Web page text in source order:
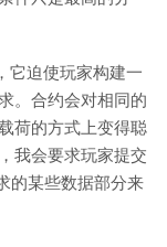
它迫使玩家构建一
。合约会对相同的
荷的方式上变得聪
我会要求玩家提交
的某些数据部分来